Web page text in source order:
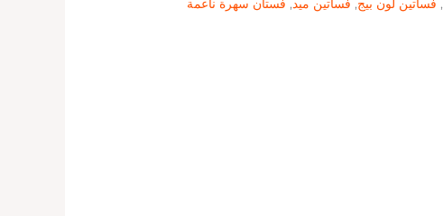
, فساتين لون بيج, فساتين ميد, فستان سهرة ناعمة